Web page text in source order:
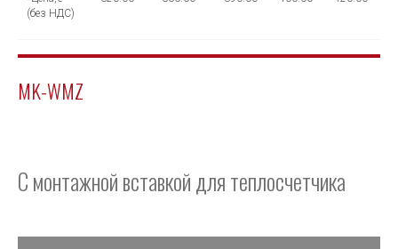
(без НДС)
MK-WMZ
С монтажной вставкой для теплосчетчика